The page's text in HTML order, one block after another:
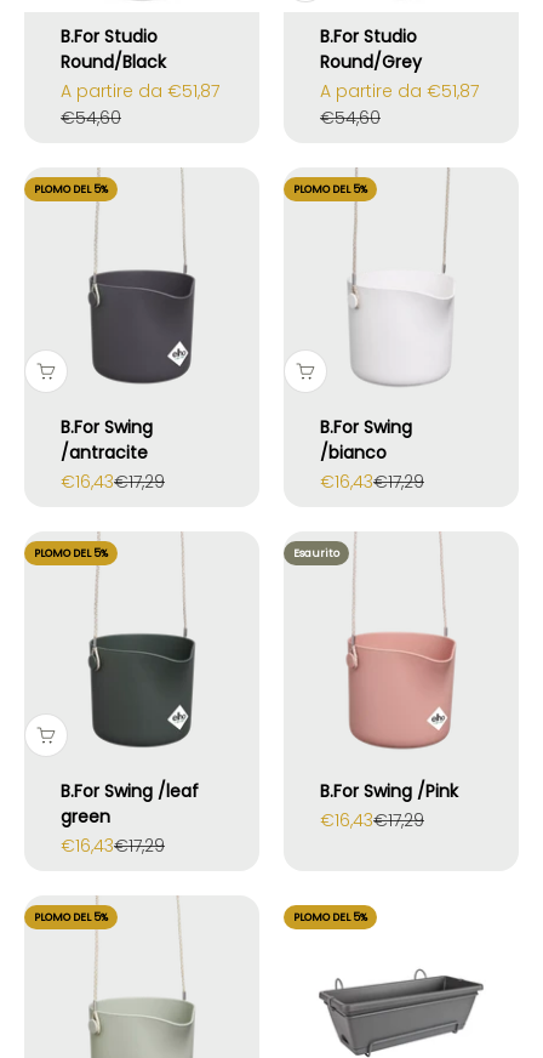
B.For Studio
Round/Black
Prezzo scontato
A partire da €51,87
Prezzo
€54,60
B.For Studio
Round/Grey
Prezzo scontato
A partire da €51,87
Prezzo
€54,60
PLOMO DEL 5%
B.For Swing
/antracite
Prezzo scontato
€16,43Prezzo
€17,29
PLOMO DEL 5%
B.For Swing
/bianco
Prezzo scontato
€16,43Prezzo
€17,29
PLOMO DEL 5%
B.For Swing /leaf
green
Prezzo scontato
€16,43Prezzo
€17,29
Esaurito
B.For Swing /Pink
Prezzo scontato
€16,43Prezzo
€17,29
PLOMO DEL 5% PLOMO DEL 5%